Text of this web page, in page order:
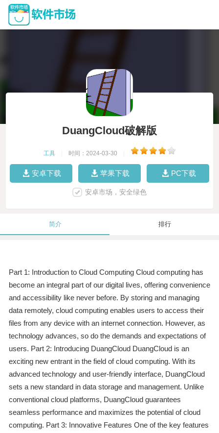
DuangCloud破解版
工具 时间：2024-03-30
安卓下载 苹果下载 PC下载
安卓市场，安全绿色
简介 排行
Part 1: Introduction to Cloud Computing Cloud computing has
become an integral part of our digital lives, offering convenience
and accessibility like never before. By storing and managing
data remotely, cloud computing enables users to access their
files from any device with an internet connection. However, as
technology advances, so do the demands and expectations of
users. Part 2: Introducing DuangCloud DuangCloud is an
exciting new entrant in the field of cloud computing. With its
advanced technology and user-friendly interface, DuangCloud
sets a new standard in data storage and management. Unlike
conventional cloud platforms, DuangCloud guarantees
seamless performance and maximizes the potential of cloud
computing. Part 3: Innovative Features One of the key features